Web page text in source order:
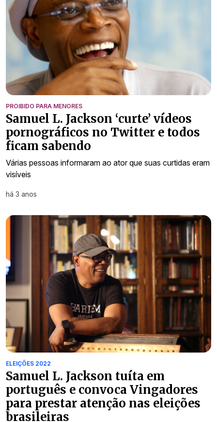
PROIBIDO PARA MENORES
Samuel L. Jackson ‘curte’ vídeos
pornográficos no Twitter e todos
ficam sabendo
Várias pessoas informaram ao ator que suas curtidas eram
visíveis
há 3 anos
ELEIÇÕES 2022
Samuel L. Jackson tuíta em
português e convoca Vingadores
para prestar atenção nas eleições
brasileiras